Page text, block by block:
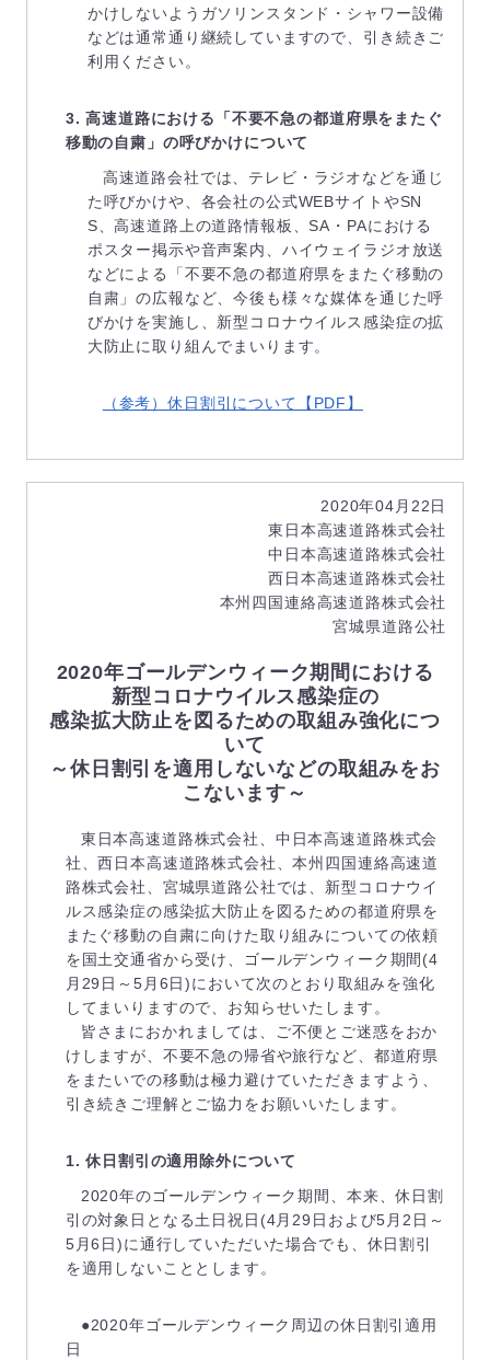
かけしないようガソリンスタンド・シャワー設備
などは通常通り継続していますので、引き続きご
利用ください。
3. 高速道路における「不要不急の都道府県をまたぐ
移動の自粛」の呼びかけについて
高速道路会社では、テレビ・ラジオなどを通じ
た呼びかけや、各会社の公式WEBサイトやSN
S、高速道路上の道路情報板、SA・PAにおける
ポスター掲示や音声案内、ハイウェイラジオ放送
などによる「不要不急の都道府県をまたぐ移動の
自粛」の広報など、今後も様々な媒体を通じた呼
びかけを実施し、新型コロナウイルス感染症の拡
大防止に取り組んでまいります。
（参考）休日割引について【PDF】
2020年04月22日
東日本高速道路株式会社
中日本高速道路株式会社
西日本高速道路株式会社
本州四国連絡高速道路株式会社
宮城県道路公社
2020年ゴールデンウィーク期間における
新型コロナウイルス感染症の
感染拡大防止を図るための取組み強化につ
いて
～休日割引を適用しないなどの取組みをお
こないます～
東日本高速道路株式会社、中日本高速道路株式会
社、西日本高速道路株式会社、本州四国連絡高速道
路株式会社、宮城県道路公社では、新型コロナウイ
ルス感染症の感染拡大防止を図るための都道府県を
またぐ移動の自粛に向けた取り組みについての依頼
を国土交通省から受け、ゴールデンウィーク期間(4
月29日～5月6日)において次のとおり取組みを強化
してまいりますので、お知らせいたします。
皆さまにおかれましては、ご不便とご迷惑をおか
けしますが、不要不急の帰省や旅行など、都道府県
をまたいでの移動は極力避けていただきますよう、
引き続きご理解とご協力をお願いいたします。
1. 休日割引の適用除外について
2020年のゴールデンウィーク期間、本来、休日割
引の対象日となる土日祝日(4月29日および5月2日～
5月6日)に通行していただいた場合でも、休日割引
を適用しないこととします。
●2020年ゴールデンウィーク周辺の休日割引適用
日